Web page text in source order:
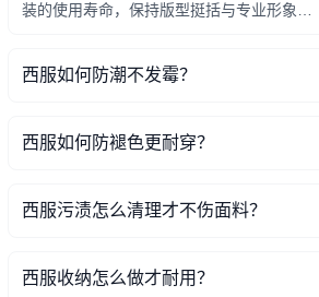
装的使用寿命，保持版型挺括与专业形象。
西服如何防潮不发霉？
西服如何防褪色更耐穿？
西服污渍怎么清理才不伤面料？
西服收纳怎么做才耐用？